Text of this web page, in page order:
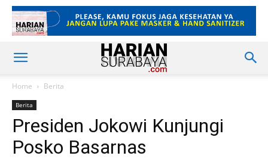
Home Berita
Berita
Presiden Jokowi Kunjungi
Posko Basarnas